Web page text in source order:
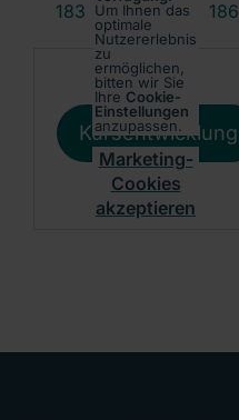
183
184 185 186
Um Ihnen das
optimale
Nutzererlebnis
zu
ermöglichen,
bitten wir Sie
Ihre Cookie-
Einstellungen
anzupassen.
Marketing-
Cookies
akzeptieren
Kursentwicklung